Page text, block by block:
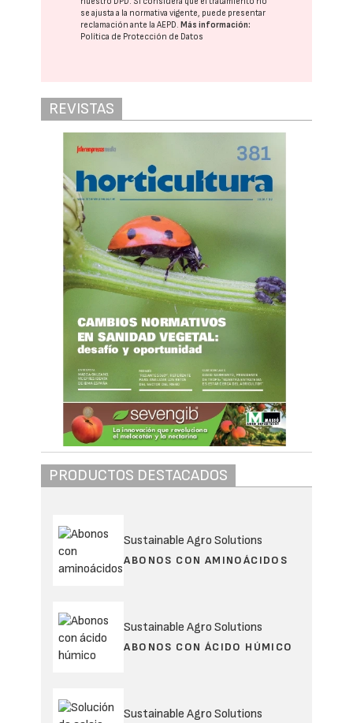
se ajusta a la normativa vigente, puede presentar
reclamación ante laAEPD. Más información:
Política de Protección de Datos
REVISTAS
PRODUCTOS DESTACADOS
Sustainable Agro Solutions
ABONOS CON AMINOÁCIDOS
Sustainable Agro Solutions
ABONOS CON ÁCIDO HÚMICO
Sustainable Agro Solutions